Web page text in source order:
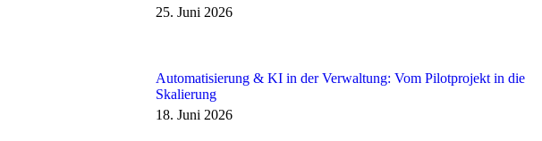
25. Juni 2026
Automatisierung & KI in der Verwaltung: Vom Pilotprojekt in die
Skalierung
18. Juni 2026